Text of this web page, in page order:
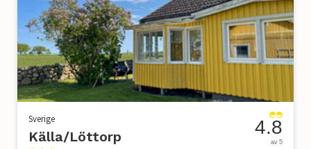
Sverige
Källa/Löttorp 4.8
av 5